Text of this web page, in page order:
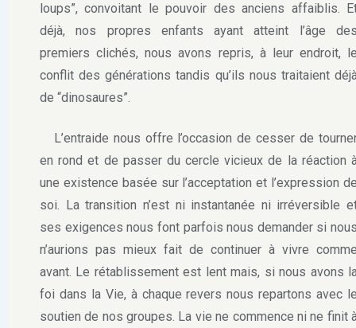
loups”, convoitant le pouvoir des anciens affaiblis.
déjà, nos propres enfants ayant atteint l’âge
premiers clichés, nous avons repris, à leur endroit,
conflit des générations tandis qu’ils nous traitaient
de “dinosaures”.
L’entraide nous offre l’occasion de cesser de
en rond et de passer du cercle vicieux de la réaction
une existence basée sur l’acceptation et l’expression
soi. La transition n’est ni instantanée ni irréversible
ses exigences nous font parfois nous demander si
n’aurions pas mieux fait de continuer à vivre
avant. Le rétablissement est lent mais, si nous avons
foi dans la Vie, à chaque revers nous repartons avec
soutien de nos groupes. La vie ne commence ni ne finit